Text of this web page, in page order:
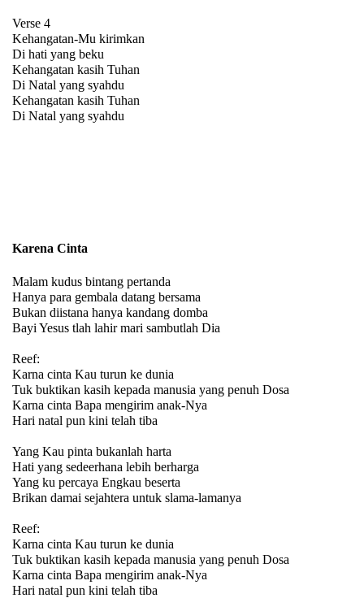
Verse 4
Kehangatan-Mu kirimkan
Di hati yang beku
Kehangatan kasih Tuhan
Di Natal yang syahdu
Kehangatan kasih Tuhan
Di Natal yang syahdu
Karena Cinta
Malam kudus bintang pertanda
Hanya para gembala datang bersama
Bukan diistana hanya kandang domba
Bayi Yesus tlah lahir mari sambutlah Dia
Reef:
Karna cinta Kau turun ke dunia
Tuk buktikan kasih kepada manusia yang penuh Dosa
Karna cinta Bapa mengirim anak-Nya
Hari natal pun kini telah tiba
Yang Kau pinta bukanlah harta
Hati yang sedeerhana lebih berharga
Yang ku percaya Engkau beserta
Brikan damai sejahtera untuk slama-lamanya
Reef:
Karna cinta Kau turun ke dunia
Tuk buktikan kasih kepada manusia yang penuh Dosa
Karna cinta Bapa mengirim anak-Nya
Hari natal pun kini telah tiba